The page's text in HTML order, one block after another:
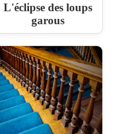
L'éclipse des loups
garous